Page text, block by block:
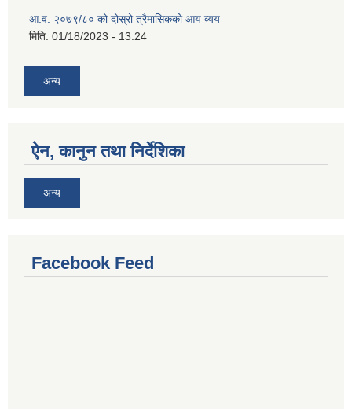
आ.व. २०७९/८० को दोस्रो त्रैमासिकको आय व्यय
मिति: 01/18/2023 - 13:24
अन्य
ऐन, कानुन तथा निर्देशिका
अन्य
Facebook Feed